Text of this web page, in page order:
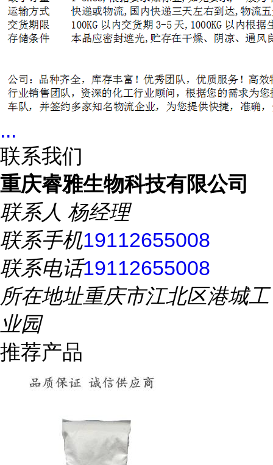
...
联系我们
重庆睿雅生物科技有限公司
联系人 杨经理
联系手机19112655008
联系电话19112655008
所在地址重庆市江北区港城工
业园
推荐产品